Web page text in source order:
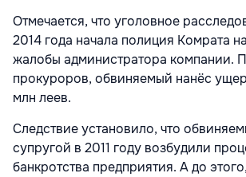
Отмечается, что уголовное
2014 года начала полиция Комрата
жалобы администратора компании.
прокуроров, обвиняемый нанёс
млн леев.
Следствие установило, что
супругой в 2011 году возбудили
банкротства предприятия. А до